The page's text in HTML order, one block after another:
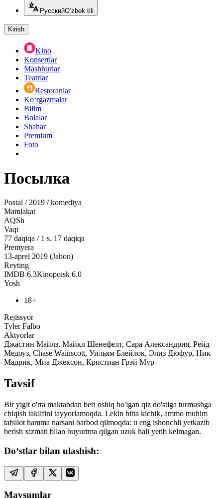
РусскийO‘zbek tili
Kirish
Kino
Konsertlar
Mashhurlar
Teatrlar
Restoranlar
Ko‘rgazmalar
Bilim
Bolalar
Shahar
Premium
Foto
Посылка
Postal / 2019 / komediya
Mamlakat
AQSh
Vaqt
77 daqiqa / 1 s. 17 daqiqa
Premyera
13-aprel 2019 (Jahon)
Reyting
IMDB 6.3Kinopoisk 6.0
Yosh
18+
Rejissyor
Tyler Falbo
Aktyorlar
Джастин Майлз, Майкл Шенефелт, Сара Александрия, Рейд
Медоуз, Chase Wainscott, Уильям Блейлок, Элиз Дюфур, Ник
Мадрик, Миа Джексон, Кристиан Грэй Мур
Tavsif
Bir yigit o'rta maktabdan beri oshiq bo'lgan qiz do'stiga turmushga
chiqish taklifini tayyorlamoqda. Lekin bitta kichik, ammo muhim
tafsilot hamma narsani barbod qilmoqda: u eng ishonchli yetkazib
berish xizmati bilan buyurtma qilgan uzuk hali yetib kelmagan.
Do‘stlar bilan ulashish:
Mavsumlar